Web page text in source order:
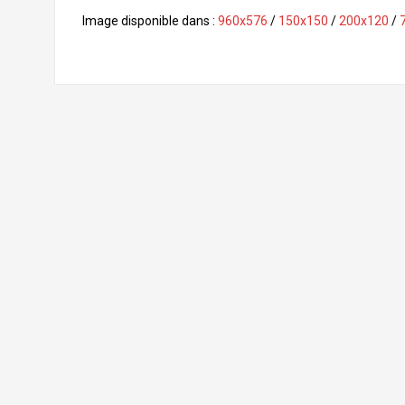
c
Image disponible dans : 960x576 / 150x150 / 200x120 /